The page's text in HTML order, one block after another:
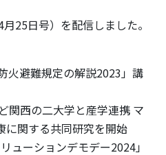
25日号）を配信しました。
火避難規定の解説2023」講
関西の二大学と産学連携 マ
に関する共同研究を開始
ューションデモデー2024」